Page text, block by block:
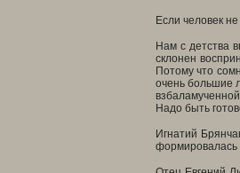
Если человек
Нам с детства
склонен
Потому что
очень большие
Надо быть
Игнатий
формировалась